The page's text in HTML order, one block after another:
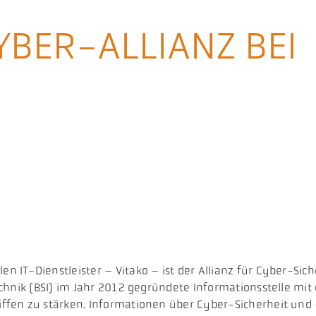
ALLIANZ BEI
IT-Dienstleister – Vitako – ist der Allianz für Cyber-
(BSI) im Jahr 2012 gegründete Informationsstelle mit
zu stärken. Informationen über Cyber-Sicherheit